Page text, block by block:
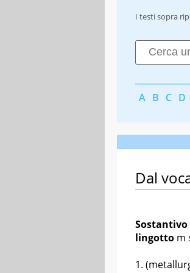
I testi sopra
A B C D
Dal
Sostantivo
lingotto m